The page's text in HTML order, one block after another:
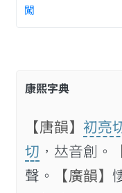
闖
康熙字典
【唐韻】 初亮
切 ，𠀤音創。
聲。
【廣韻】